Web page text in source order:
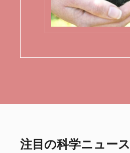
注目の科学ニュース